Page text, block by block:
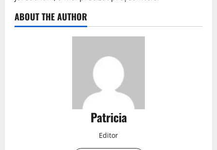
ABOUT THE AUTHOR
Patricia
Editor